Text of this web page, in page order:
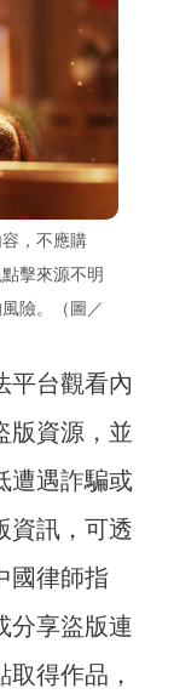
，不應購
擊來源不明
險。（圖／
平台觀看內
版資源，並
遭遇詐騙或
資訊，可透
國律師指
分享盜版連
得作品，